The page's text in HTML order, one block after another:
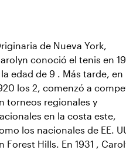
de Nueva York,
conoció el tenis en
la edad de 9 . Más tarde, en
los 2, comenzó a
torneos regionales y
en la costa este,
los nacionales de EE.
Forest Hills. En 1931 ,